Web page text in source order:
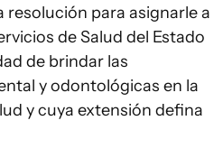
resolución para asignarle a
de Salud del Estado
de brindar las
y odontológicas en la
y cuya extensión defina